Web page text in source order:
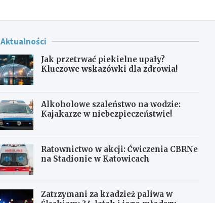
Aktualności
Jak przetrwać piekielne upały?
Kluczowe wskazówki dla zdrowia!
Alkoholowe szaleństwo na wodzie:
Kajakarze w niebezpieczeństwie!
Ratownictwo w akcji: Ćwiczenia CBRNe
na Stadionie w Katowicach
Zatrzymani za kradzież paliwa w